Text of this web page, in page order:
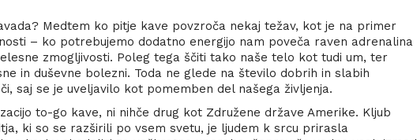
Medtem ko pitje kave povzroča nekaj težav, kot je na primer
– ko potrebujemo dodatno energijo nam poveča raven adrenalina
zmogljivosti. Poleg tega ščiti tako naše telo kot tudi um, ter
in duševne bolezni. Toda ne glede na število dobrih in slabih
saj se je uveljavilo kot pomemben del našega življenja.
to-go kave, ni nihče drug kot Združene države Amerike. Kljub
ki so se razširili po vsem svetu, je ljudem k srcu prirasla